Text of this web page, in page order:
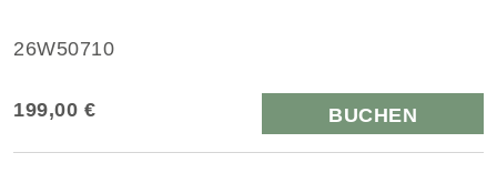
26W50710
199,00 € BUCHEN